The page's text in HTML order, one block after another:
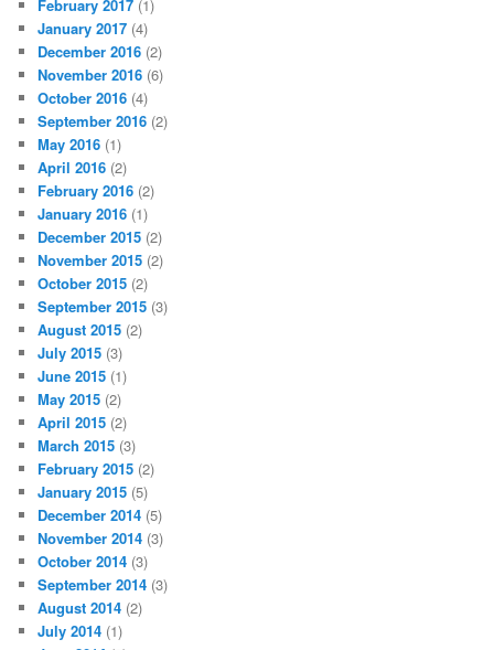
February 2017 (1)
January 2017 (4)
December 2016 (2)
November 2016 (6)
October 2016 (4)
September 2016 (2)
May 2016 (1)
April 2016 (2)
February 2016 (2)
January 2016 (1)
December 2015 (2)
November 2015 (2)
October 2015 (2)
September 2015 (3)
August 2015 (2)
July 2015 (3)
June 2015 (1)
May 2015 (2)
April 2015 (2)
March 2015 (3)
February 2015 (2)
January 2015 (5)
December 2014 (5)
November 2014 (3)
October 2014 (3)
September 2014 (3)
August 2014 (2)
July 2014 (1)